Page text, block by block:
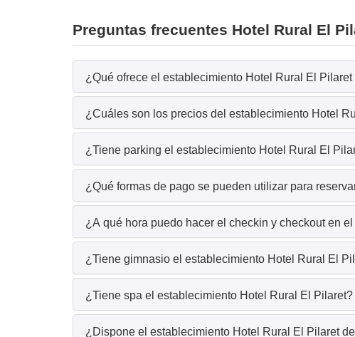
Preguntas frecuentes Hotel Rural El
¿Qué ofrece el establecimiento Hotel Rural El
¿Cuáles son los precios del establecimiento Hotel
¿Tiene parking el establecimiento Hotel Rural El
¿Qué formas de pago se pueden utilizar para
¿A qué hora puedo hacer el checkin y checkout en
¿Tiene gimnasio el establecimiento Hotel Rural El
¿Tiene spa el establecimiento Hotel Rural El Pilaret?
¿Dispone el establecimiento Hotel Rural El Pilaret